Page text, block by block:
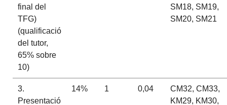
final del
TFG)
(qualificació
del tutor,
65% sobre
10)
SM18, SM19,
SM20, SM21
3.
Presentació
14% 1 0,04
CM32, CM33,
KM29, KM30,